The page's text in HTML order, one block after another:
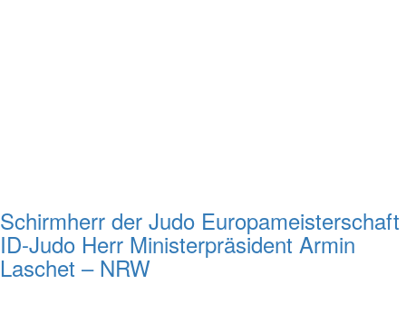
Schirmherr der Judo Europameisterschaft
ID-Judo Herr Ministerpräsident Armin
Laschet – NRW